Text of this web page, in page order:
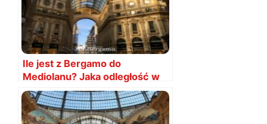
Ile jest z Bergamo do
Mediolanu? Jaka odległość w
km?